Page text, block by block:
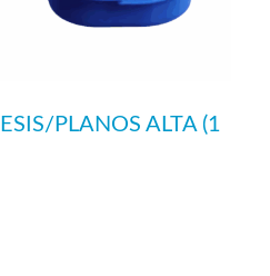
PLANOS ALTA (1